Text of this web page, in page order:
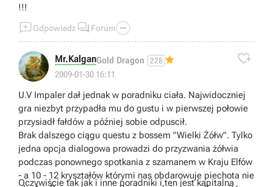
!!!
Odpowiedz  Forum 
Mr.KalganGold Dragon 228
2009-01-30 16:11

U.V Impaler dał jednak w poradniku ciała. Najwidoczniej
gra niezbyt przypadła mu do gustu i w pierwszej połowie
przysiadł fałdów a później sobie odpuscił.
Brak dalszego ciągu questu z bossem "Wielki Żółw". Tylko
jedna opcja dialogowa prowadzi do przyzwania żółwia
podczas ponownego spotkania z szamanem w Kraju Elfów
- a 10 - 12 kryształów którymi nas obdarowuje piechota nie
Oczywiście tak jak i inne poradniki i ten jest kapitalną